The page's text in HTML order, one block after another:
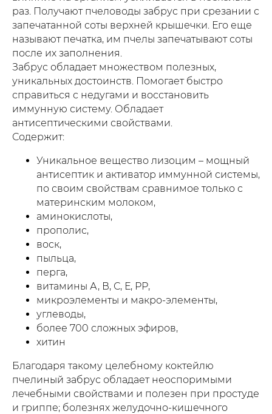
раз. Получают пчеловоды забрус при срезании с
запечатанной соты верхней крышечки. Его еще
называют печатка, им пчелы запечатывают соты
после их заполнения.
Забрус обладает множеством полезных,
уникальных достоинств. Помогает быстро
справиться с недугами и восстановить
иммунную систему. Обладает
антисептическими свойствами.
Содержит:
Уникальное вещество лизоцим – мощный
антисептик и активатор иммунной системы,
по своим свойствам сравнимое только с
материнским молоком,
аминокислоты,
прополис,
воск,
пыльца,
перга,
витамины А, В, С, Е, РР,
микроэлементы и макро-элементы,
углеводы,
более 700 сложных эфиров,
хитин
Благодаря такому целебному коктейлю
пчелиный забрус обладает неоспоримыми
лечебными свойствами и полезен при простуде
и гриппе; болезнях желудочно-кишечного